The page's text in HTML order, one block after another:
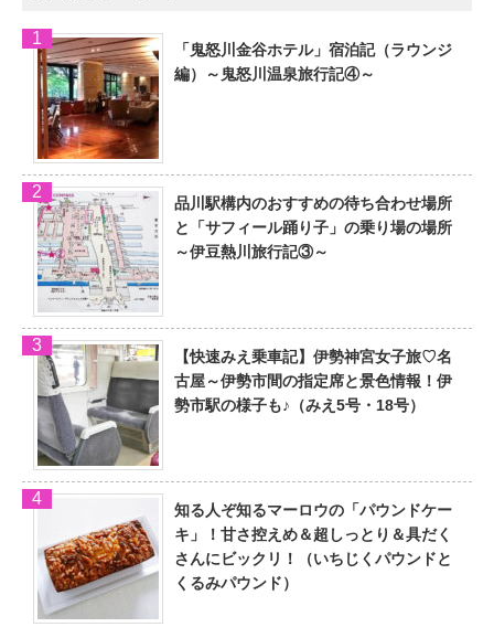
「鬼怒川金谷ホテル」宿泊記（ラウンジ
編）～鬼怒川温泉旅行記④～
品川駅構内のおすすめの待ち合わせ場所
と「サフィール踊り子」の乗り場の場所
～伊豆熱川旅行記③～
【快速みえ乗車記】伊勢神宮女子旅♡名
古屋～伊勢市間の指定席と景色情報！伊
勢市駅の様子も♪（みえ5号・18号）
知る人ぞ知るマーロウの「パウンドケー
キ」！甘さ控えめ＆超しっとり＆具だく
さんにビックリ！（いちじくパウンドと
くるみパウンド）